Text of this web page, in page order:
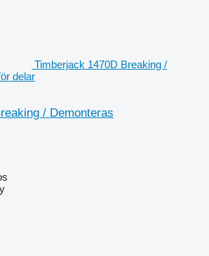
Timberjack 1470D Breaking /
delar
/ Demonteras